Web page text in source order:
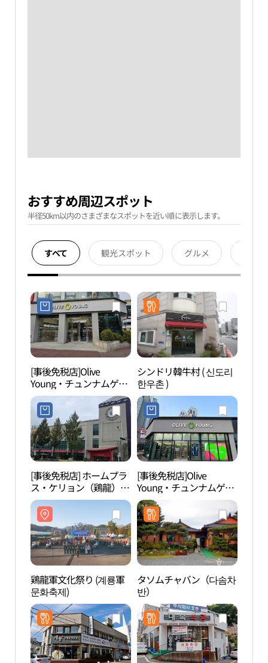
おすすめ周辺スポット
半径50km以内のさまざまなスポットを近い順に表示します。
すべて 観光スポット グルメ
[事後免税店]Olive
Young・チュンナムゲリ
ョン（忠南鶏龍）店(올
리브영 충남계룡점)
シンドリ韓牛村 ( 신도리
한우촌 )
[事後免税店] ホームプラ
ス・ケリョン（鶏龍）店
(홈플러스 계룡점)
[事後免税店]Olive
Young・チュンナムゲリ
ョン（忠南鶏龍）デシル
店(올리브영 충남계룡대
실점)
鶏龍軍文化祭り (계룡軍
문화축제)
タソムチャバン（다솜차
반）